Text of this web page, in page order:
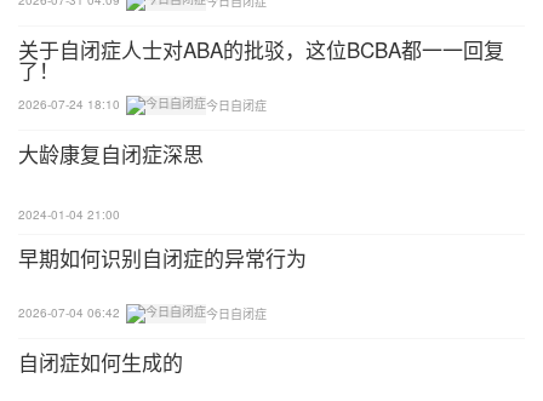
区域：山西太原市 成立日期：2019-05-28 创始人：
李黎 机构性质：民办康复机构
太原市心一儿童康复服务中心
区域：山西太原市 成立日期：2012-07-24 创始人：
范世禄 机构性质：民办康复机构
关于自闭症人士对ABA的批驳，这位BCBA都一一回复
了！
2026-07-24 18:10 今日自闭症
大龄康复自闭症深思
2024-01-04 21:00
早期如何识别自闭症的异常行为
2026-07-04 06:42 今日自闭症
自闭症如何生成的